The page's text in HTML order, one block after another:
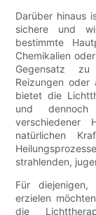
Darüber hinaus
sichere und
bestimmte
Chemikalien
Gegensatz zu
Reizungen oder
bietet die
und dennoch
verschiedener
natürlichen
strahlenden,
Für
erzielen
die